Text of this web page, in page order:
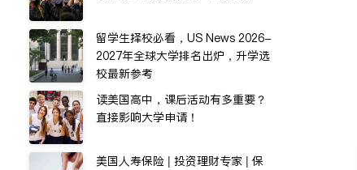
留学生择校必看，US News 2026-
2027年全球大学排名出炉，升学选
校最新参考
读美国高中，课后活动有多重要？
直接影响大学申请！
美国人寿保险 | 投资理财专家 | 保